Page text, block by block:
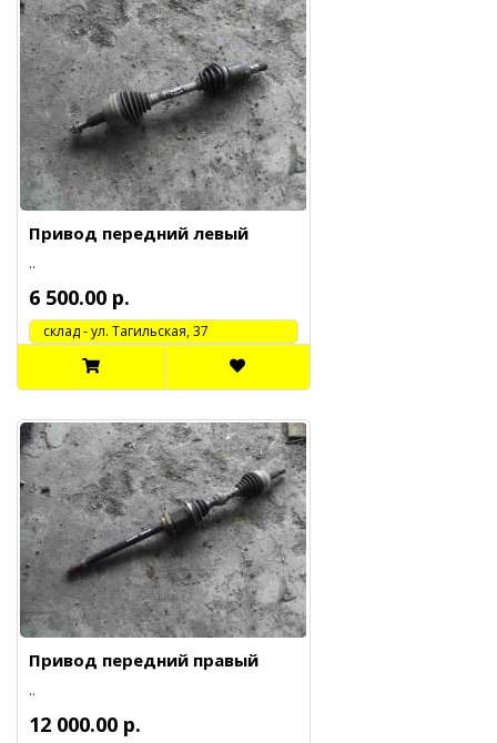
Привод передний левый
..
6 500.00 р.
cклад - ул. Тагильская, 37
Привод передний правый
..
12 000.00 р.